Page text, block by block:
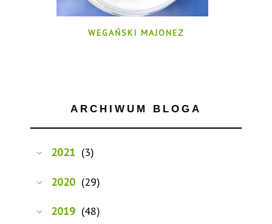
WEGAŃSKI MAJONEZ
ARCHIWUM BLOGA
2021 (3)
2020 (29)
2019 (48)